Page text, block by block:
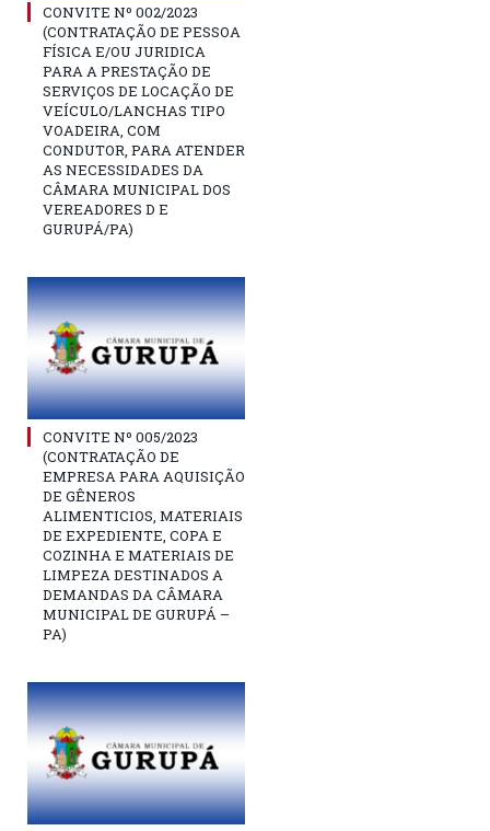
CONVITE Nº 002/2023
(CONTRATAÇÃO DE PESSOA
FÍSICA E/OU JURIDICA
PARA A PRESTAÇÃO DE
SERVIÇOS DE LOCAÇÃO DE
VEÍCULO/LANCHAS TIPO
VOADEIRA, COM
CONDUTOR, PARA ATENDER
AS NECESSIDADES DA
CÂMARA MUNICIPAL DOS
VEREADORES D E
GURUPÁ/PA)
CONVITE Nº 005/2023
(CONTRATAÇÃO DE
EMPRESA PARA AQUISIÇÃO
DE GÊNEROS
ALIMENTICIOS, MATERIAIS
DE EXPEDIENTE, COPA E
COZINHA E MATERIAIS DE
LIMPEZA DESTINADOS A
DEMANDAS DA CÂMARA
MUNICIPAL DE GURUPÁ –
PA)